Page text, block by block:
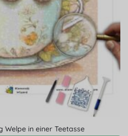
Welpe in einer Teetasse